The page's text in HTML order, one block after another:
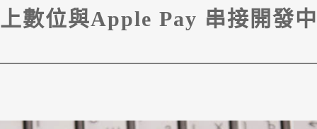
數位與Apple Pay 串接開發